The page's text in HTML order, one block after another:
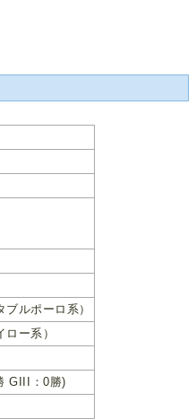
ブルポーロ系）
ロー系）
GIII：0勝)